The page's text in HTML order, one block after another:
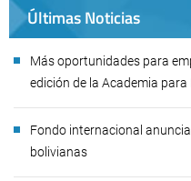
Últimas Noticias
Más oportunidades para
edición de la Academia
Fondo internacional
bolivianas